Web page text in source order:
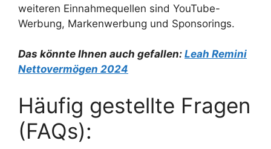
weiteren Einnahmequellen sind YouTube-
Werbung, Markenwerbung und Sponsorings.
Das könnte Ihnen auch gefallen: Leah Remini
Nettovermögen 2024
Häufig gestellte Fragen
(FAQs):